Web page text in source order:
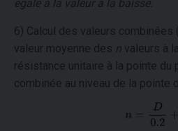
égale à la valeur à la baisse.
6) Calcul des valeurs combinées
valeur moyenne des n valeurs à
résistance unitaire à la pointe du
combinée au niveau de la pointe